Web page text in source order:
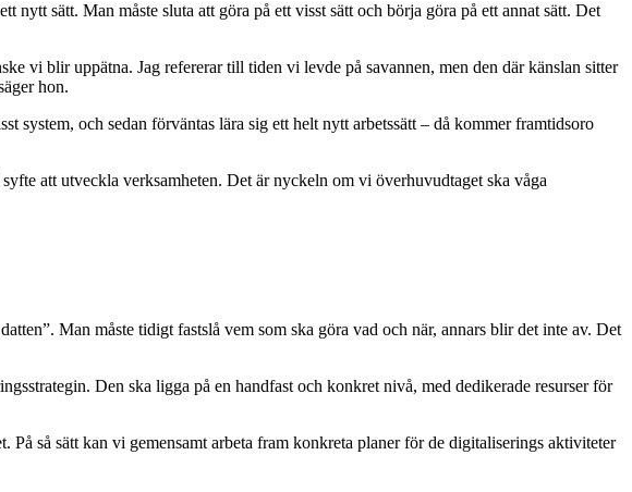
sätt. Man måste sluta att göra på ett visst sätt och börja göra på ett annat sätt. Det
vi blir uppätna. Jag refererar till tiden vi levde på savannen, men den där känslan sitter
hon.
och sedan förväntas lära sig ett helt nytt arbetssätt – då kommer framtidsoro
att utveckla verksamheten. Det är nyckeln om vi överhuvudtaget ska våga
Man måste tidigt fastslå vem som ska göra vad och när, annars blir det inte av. Det
Den ska ligga på en handfast och konkret nivå, med dedikerade resurser för
så sätt kan vi gemensamt arbeta fram konkreta planer för de digitaliserings aktiviteter